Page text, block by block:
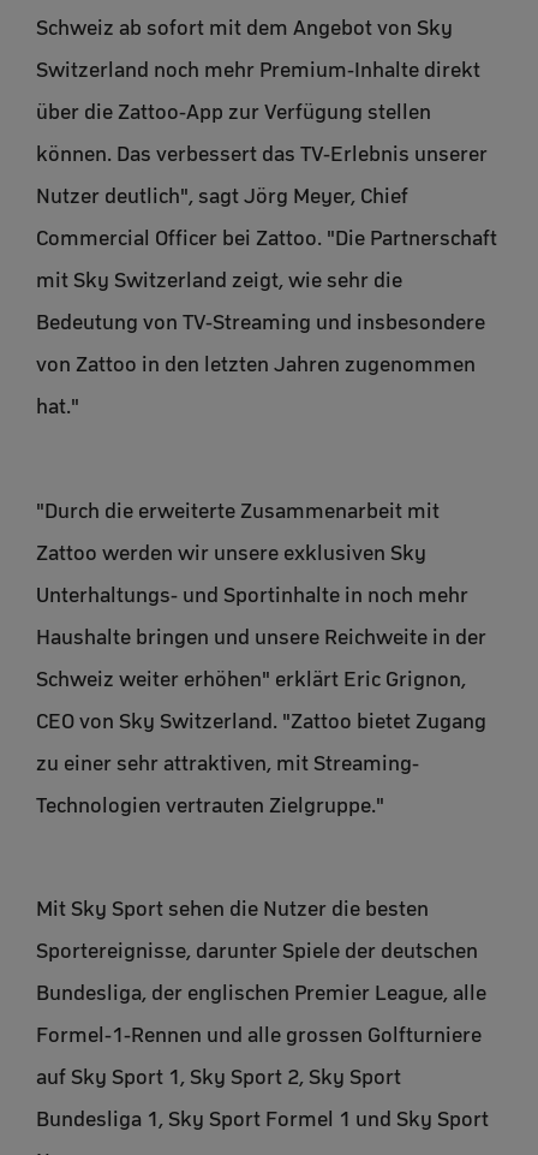
Schweiz ab sofort mit dem Angebot von Sky
Switzerland noch mehr Premium-Inhalte direkt
über die Zattoo-App zur Verfügung stellen
können. Das verbessert das TV-Erlebnis unserer
Nutzer deutlich", sagt Jörg Meyer, Chief
Commercial Officer bei Zattoo. "Die Partnerschaft
mit Sky Switzerland zeigt, wie sehr die
Bedeutung von TV-Streaming und insbesondere
von Zattoo in den letzten Jahren zugenommen
hat."
"Durch die erweiterte Zusammenarbeit mit
Zattoo werden wir unsere exklusiven Sky
Unterhaltungs- und Sportinhalte in noch mehr
Haushalte bringen und unsere Reichweite in der
Schweiz weiter erhöhen" erklärt Eric Grignon,
CEO von Sky Switzerland. "Zattoo bietet Zugang
zu einer sehr attraktiven, mit Streaming-
Technologien vertrauten Zielgruppe."
Mit Sky Sport sehen die Nutzer die besten
Sportereignisse, darunter Spiele der deutschen
Bundesliga, der englischen Premier League, alle
Formel-1-Rennen und alle grossen Golfturniere
auf Sky Sport 1, Sky Sport 2, Sky Sport
Bundesliga 1, Sky Sport Formel 1 und Sky Sport